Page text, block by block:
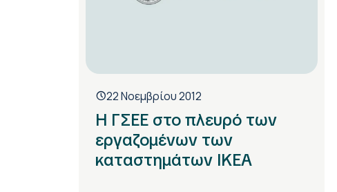
22 Νοεμβρίου 2012
Η ΓΣΕΕ στο πλευρό των
εργαζομένων των
καταστημάτων ΙΚΕΑ